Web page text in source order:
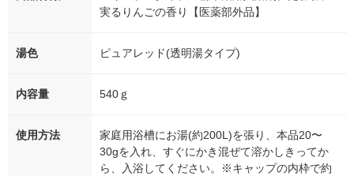
実るりんごの香り【医薬部外品】
湯色 ピュアレッド(透明湯タイプ)
内容量 540ｇ
使用方法
家庭用浴槽にお湯(約200L)を張り、本品20〜
30gを入れ、すぐにかき混ぜて溶かしきってか
ら、入浴してください。※キャップの内枠で約